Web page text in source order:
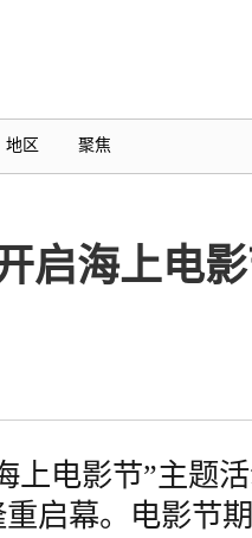
地区 聚焦
启海上电
上电影节”主题
重启幕。电影节